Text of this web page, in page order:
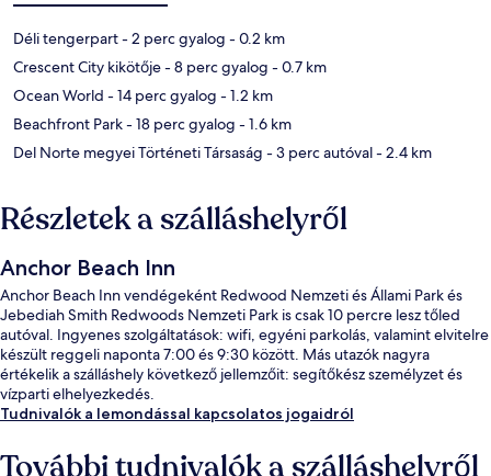
Déli tengerpart- 2 perc gyalog - 0.2 km
Crescent City kikötője- 8 perc gyalog - 0.7 km
Ocean World - 14 perc gyalog - 1.2 km
Beachfront Park- 18 perc gyalog - 1.6 km
Del Norte megyei Történeti Társaság - 3 perc autóval- 2.4 km
Részletek a szálláshelyről
Anchor Beach Inn
Anchor Beach Inn vendégeként Redwood Nemzeti és Állami Park és
Jebediah Smith Redwoods Nemzeti Park is csak 10 percre lesz tőled
autóval. Ingyenes szolgáltatások: wifi, egyéni parkolás, valamint elvitelre
készült reggeli naponta 7:00 és 9:30 között. Más utazók nagyra
értékelik a szálláshely következő jellemzőit: segítőkész személyzet és
vízparti elhelyezkedés.
Tudnivalók a lemondással kapcsolatos jogaidról
További tudnivalók a szálláshelyről